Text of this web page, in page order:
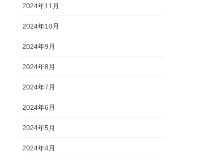
2024年11月
2024年10月
2024年9月
2024年8月
2024年7月
2024年6月
2024年5月
2024年4月